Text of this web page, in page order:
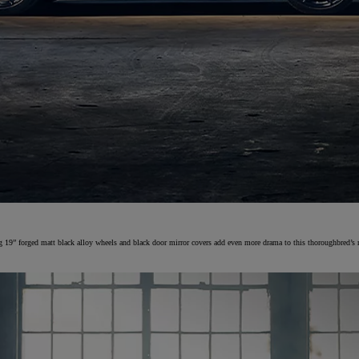
forged matt black alloy wheels and black door mirror covers add even more drama to this